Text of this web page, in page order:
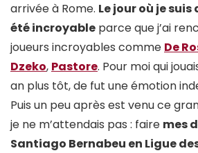
arrivée à Rome. Le jour où je suis
été incroyable parce que j’ai
joueurs incroyables comme De
Dzeko, Pastore. Pour moi qui
an plus tôt, de fut une émotion
Puis un peu après est venu ce
je ne m’attendais pas : faire mes
Santiago Bernabeu en Ligue